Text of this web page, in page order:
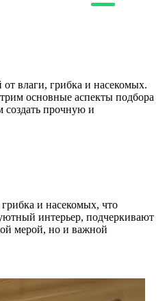
влаги, грибка и насекомых.
основные аспекты подбора
создать прочную и
и насекомых, что
интерьер, подчеркивают
мерой, но и важной